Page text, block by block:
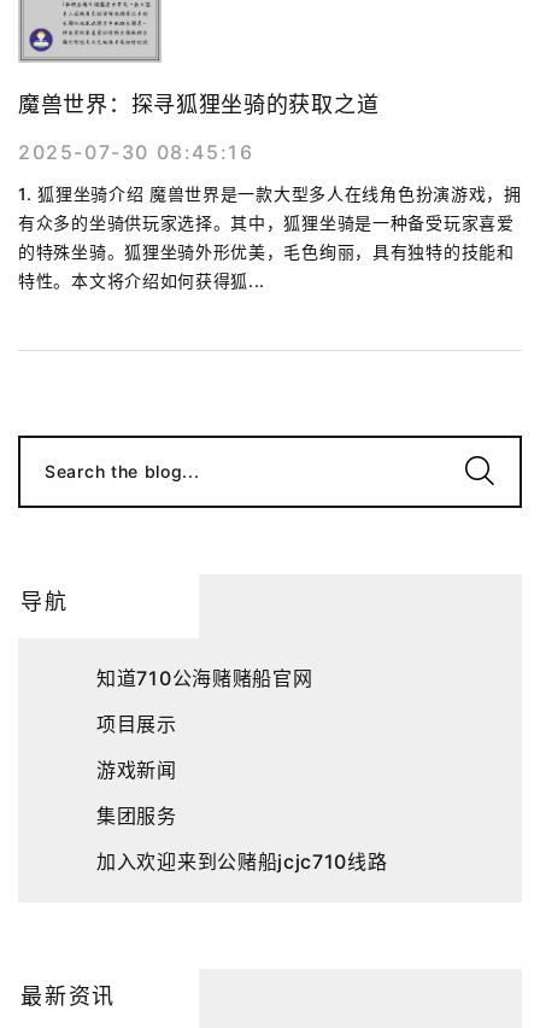
魔兽世界：探寻狐狸坐骑的获取之道
2025-07-30 08:45:16
1. 狐狸坐骑介绍 魔兽世界是一款大型多人在线角色扮演游戏，拥
有众多的坐骑供玩家选择。其中，狐狸坐骑是一种备受玩家喜爱
的特殊坐骑。狐狸坐骑外形优美，毛色绚丽，具有独特的技能和
特性。本文将介绍如何获得狐...
Search the blog...
导航
知道710公海赌赌船官网
项目展示
游戏新闻
集团服务
加入欢迎来到公赌船jcjc710线路
最新资讯